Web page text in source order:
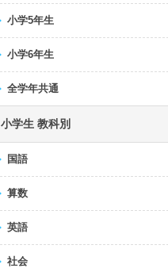
小学5年生
小学6年生
全学年共通
小学生 教科別
国語
算数
英語
社会